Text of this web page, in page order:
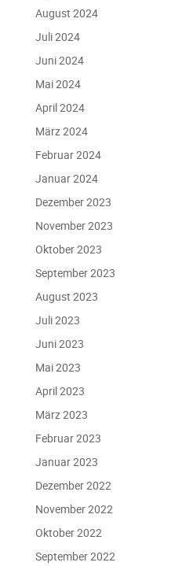
August 2024
Juli 2024
Juni 2024
Mai 2024
April 2024
März 2024
Februar 2024
Januar 2024
Dezember 2023
November 2023
Oktober 2023
September 2023
August 2023
Juli 2023
Juni 2023
Mai 2023
April 2023
März 2023
Februar 2023
Januar 2023
Dezember 2022
November 2022
Oktober 2022
September 2022